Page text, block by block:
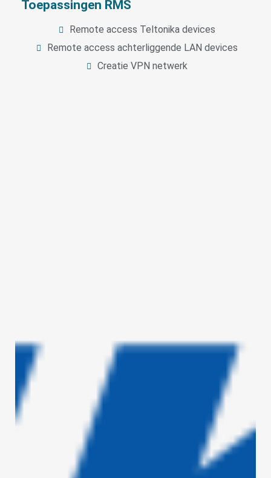
Toepassingen RMS
Remote access Teltonika devices
Remote access achterliggende LAN devices
Creatie VPN netwerk